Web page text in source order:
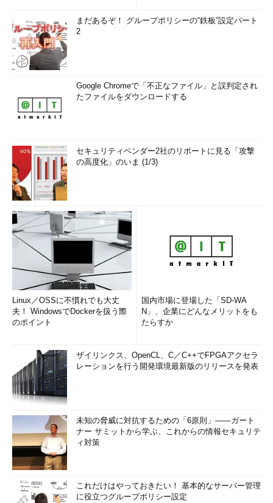
まだあるぞ！ グループポリシーの“鉄板”設定パート
2
Google Chromeで「不正なファイル」と誤判定され
たファイルをダウンロードする
セキュリティベンダー2社のリポートに見る「攻撃
の高度化」のいま (1/3)
Linux／OSSに不慣れでも大丈
夫！ WindowsでDockerを扱う際
のポイント
国内市場に登場した「SD-WA
N」、企業にどんなメリットをも
たらすか
ザイリンクス、OpenCL、C／C++でFPGAアクセラ
レーションを行う開発環境最新版のリリースを発表
未知の脅威に対抗するための「6原則」――ガート
ナー サミットから学ぶ、これからの情報セキュリテ
ィ対策
これだけはやっておきたい！ 基本的なサーバー管理
に役立つグループポリシー設定